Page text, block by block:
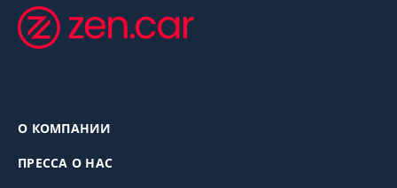
О КОМПАНИИ
ПРЕССА О НАС